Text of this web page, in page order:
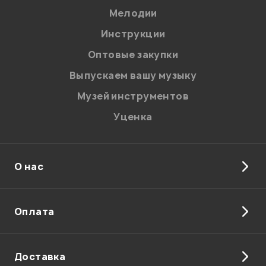
на обработку персональных данных в
Политикой в отношении обработки
персональных данных.
Введите проверочное число:
Отправить
Мелодии
Инструкции
Оптовые закупки
Выпускаем вашу музыку
Музей инструментов
Уценка
О нас
Оплата
Доставка